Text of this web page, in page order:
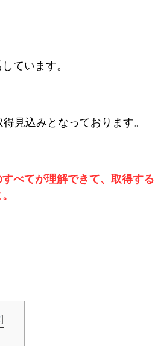
ています。
見込みとなっております。
べてが理解できて、取得する
]